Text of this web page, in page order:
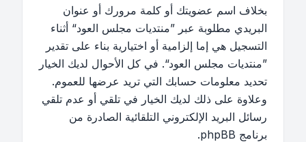
بخلاف اسم عضويتك أو كلمة مرورك أو عنوان
البريدي مطلوبة عبر ”منتديات مجلس العود“ أثناء
التسجيل هي إما إلزامية أو اختيارية بناء على تقدير
”منتديات مجلس العود“. في كل الأحوال لديك الخيار
تحديد معلومات حسابك التي تريد عرضها للعموم.
وعلاوة على ذلك لديك الخيار في تلقي أو عدم تلقي
رسائل البريد الإلكتروني التلقائية الصادرة من
برنامج phpBB.